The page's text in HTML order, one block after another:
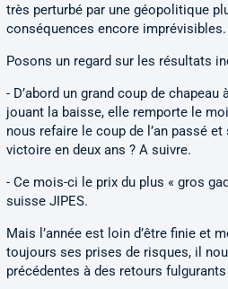
très perturbé par une géopolitique
conséquences encore imprévisibles.
Posons un regard sur les résultats
- D’abord un grand coup de chapeau
jouant la baisse, elle remporte le
nous refaire le coup de l’an passé et
victoire en deux ans ? A suivre.
- Ce mois-ci le prix du plus « gros
suisse JIPES.
Mais l’année est loin d’être finie et
toujours ses prises de risques, il
précédentes à des retours